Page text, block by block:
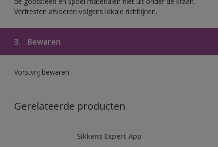
Verfresten afvoeren volgens lokale richtlijnen.
3. Bewaren
Vorstvrij bewaren
Gerelateerde producten
Sikkens Expert App